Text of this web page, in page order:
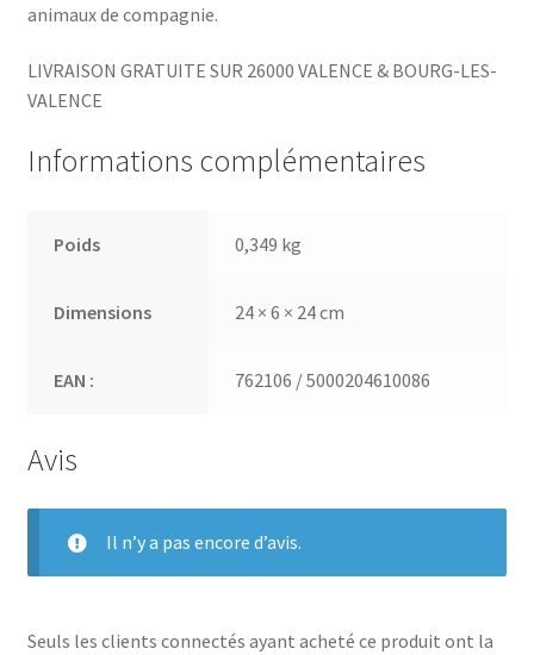
animaux de compagnie.
LIVRAISON GRATUITE SUR 26000 VALENCE & BOURG-LES-
VALENCE
Informations complémentaires
Poids 0,349 kg
Dimensions 24 × 6 × 24 cm
EAN : 762106 / 5000204610086
Avis
Il n’y a pas encore d’avis.
Seuls les clients connectés ayant acheté ce produit ont la